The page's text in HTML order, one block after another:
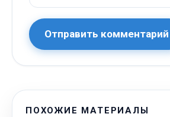
Отправить комментарий
ПОХОЖИЕ МАТЕРИАЛЫ